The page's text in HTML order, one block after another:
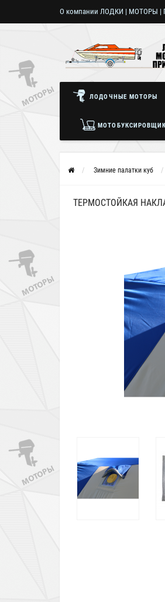
О компании ЛОДКИ | МОТОРЫ |
ЛОДОЧНЫЕ МОТОРЫ
Зимние палатки куб
ТЕРМОСТОЙКАЯ